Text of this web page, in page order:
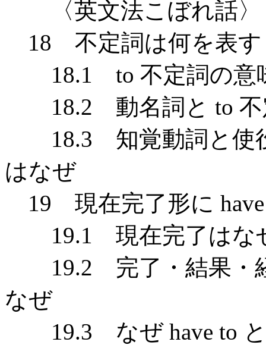
〈英文法こぼれ話〉
18 不定詞は何を表す
18.1 to 不定詞の意
18.2 動名詞と to 不
18.3 知覚動詞と使役
はなぜ
19 現在完了形に
19.1 現在完了はなぜ
19.2 完了・結果・経
なぜ
19.3 なぜ have to と